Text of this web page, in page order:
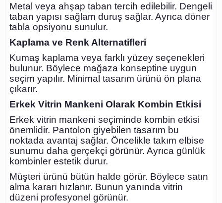
Metal veya ahşap taban tercih edilebilir. Dengeli
taban yapısı sağlam duruş sağlar. Ayrıca döner
tabla opsiyonu sunulur.
Kaplama ve Renk Alternatifleri
Kumaş kaplama veya farklı yüzey seçenekleri
bulunur. Böylece mağaza konseptine uygun
seçim yapılır. Minimal tasarım ürünü ön plana
çıkarır.
Erkek Vitrin Mankeni Olarak Kombin Etkisi
Erkek vitrin mankeni seçiminde kombin etkisi
önemlidir. Pantolon giyebilen tasarım bu
noktada avantaj sağlar. Öncelikle takım elbise
sunumu daha gerçekçi görünür. Ayrıca günlük
kombinler estetik durur.
Müşteri ürünü bütün halde görür. Böylece satın
alma kararı hızlanır. Bunun yanında vitrin
düzeni profesyonel görünür.